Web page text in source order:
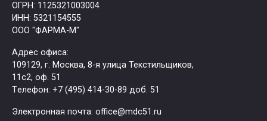
ОГРН: 1125321003004
ИНН: 5321154555
ООО "ФАРМА-М"
Адрес офиса:
109129, г. Москва, ​8-я улица Текстильщиков,
11с2, оф. 51
Tелефон: +7 (495) 414-30-89 доб. 51
Электронная почта: office@mdc51.ru